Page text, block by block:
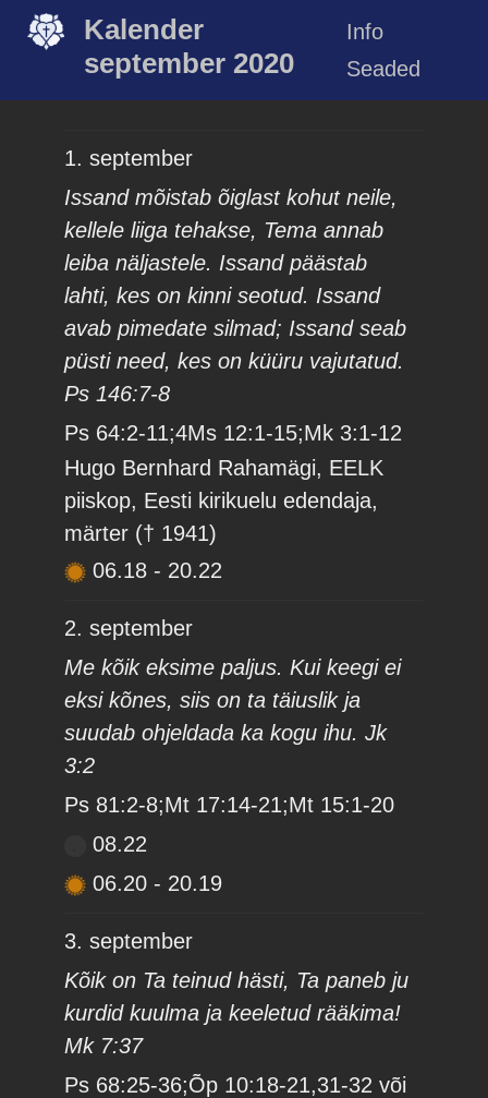
Kalender
september 2020
Info
Seaded
1. september
Issand mõistab õiglast kohut neile,
kellele liiga tehakse, Tema annab
leiba näljastele. Issand päästab
lahti, kes on kinni seotud. Issand
avab pimedate silmad; Issand seab
püsti need, kes on küüru vajutatud.
Ps 146:7-8
Ps 64:2-11;4Ms 12:1-15;Mk 3:1-12
Hugo Bernhard Rahamägi, EELK
piiskop, Eesti kirikuelu edendaja,
märter († 1941)
06.18 - 20.22
2. september
Me kõik eksime paljus. Kui keegi ei
eksi kõnes, siis on ta täiuslik ja
suudab ohjeldada ka kogu ihu. Jk
3:2
Ps 81:2-8;Mt 17:14-21;Mt 15:1-20
08.22
06.20 - 20.19
3. september
Kõik on Ta teinud hästi, Ta paneb ju
kurdid kuulma ja keeletud rääkima!
Mk 7:37
Ps 68:25-36;Õp 10:18-21,31-32 või